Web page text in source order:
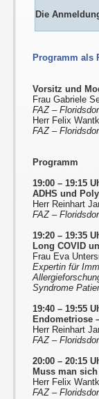
Die
Programm als
Vorsitz und
Frau Gabriele
FAZ –
Herr Felix
FAZ –
Programm
19:00 – 19:15
ADHS und
Herr Reinhart
FAZ –
19:20 – 19:35
Long COVID
Frau Eva
Expertin für
Syndrome
19:40 – 19:55
Endometriose
Herr Reinhart
FAZ –
20:00 – 20:15
Muss man
Herr Felix
FAZ –